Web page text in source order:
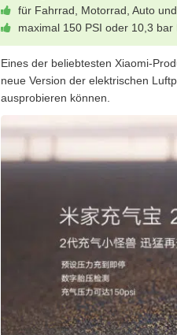
für Fahrrad, Motorrad, Auto
maximal 150 PSI oder 10,3 bar
Eines der beliebtesten Xiaomi-
neue Version der elektrischen
ausprobieren können.